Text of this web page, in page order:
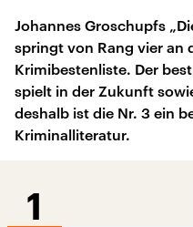
Johannes Groschupfs
springt von Rang vier an
Krimibestenliste. Der
spielt in der Zukunft
deshalb ist die Nr. 3 ein
Kriminalliteratur.
1